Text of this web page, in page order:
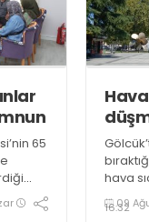
65
Hava
hava
09
16:32